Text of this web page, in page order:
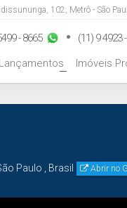
, 102, Metrô - São
- 8665 (11) 9 4923
Imóveis
+
Lançamentos
Paulo Brasil Abrir no